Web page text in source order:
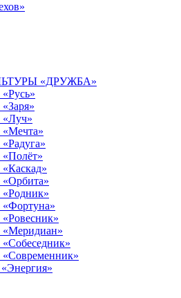
«ДРУЖБА»
«Луч»
«Меридиан»